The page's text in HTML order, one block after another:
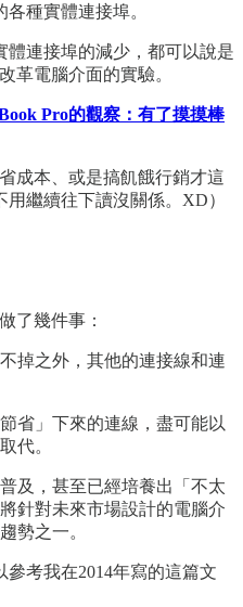
種實體連接埠。
連接埠的減少，都可以說是
革電腦介面的實驗。
Pro的觀察：有了摸摸棒
成本、或是搞飢餓行銷才這
繼續往下讀沒關係。XD）
了幾件事：
掉之外，其他的連接線和連
省」下來的連線，盡可能以
代。
及，甚至已經培養出「不太
針對未來市場設計的電腦介
勢之一。
考我在2014年寫的這篇文